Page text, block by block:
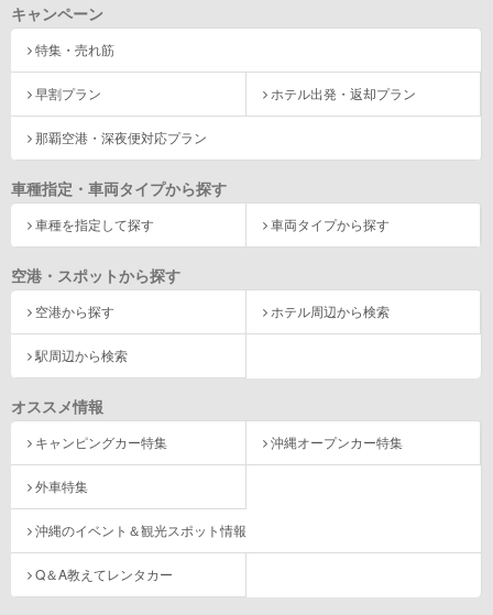
キャンペーン
特集・売れ筋
早割プラン ホテル出発・返却プラン
那覇空港・深夜便対応プラン
車種指定・車両タイプから探す
車種を指定して探す 車両タイプから探す
空港・スポットから探す
空港から探す ホテル周辺から検索
駅周辺から検索
オススメ情報
キャンピングカー特集 沖縄オープンカー特集
外車特集
沖縄のイベント＆観光スポット情報
Q＆A教えてレンタカー